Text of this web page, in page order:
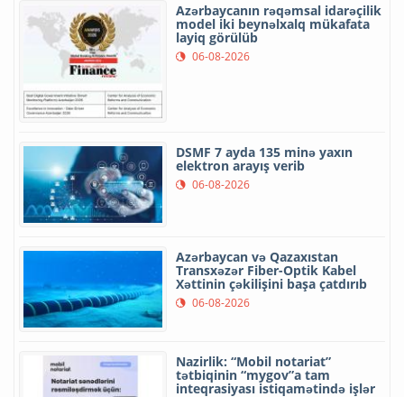
Azərbaycanın rəqəmsal idarəçilik
model iki beynəlxalq mükafata
layiq görülüb
06-08-2026
DSMF 7 ayda 135 minə yaxın
elektron arayış verib
06-08-2026
Azərbaycan və Qazaxıstan
Transxəzər Fiber-Optik Kabel
Xəttinin çəkilişini başa çatdırıb
06-08-2026
Nazirlik: “Mobil notariat”
tətbiqinin “mygov”a tam
inteqrasiyası istiqamətində işlər